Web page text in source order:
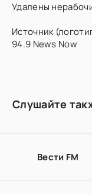
Удалены
Источник
94.9 News Now
Слушайте
Вести FM